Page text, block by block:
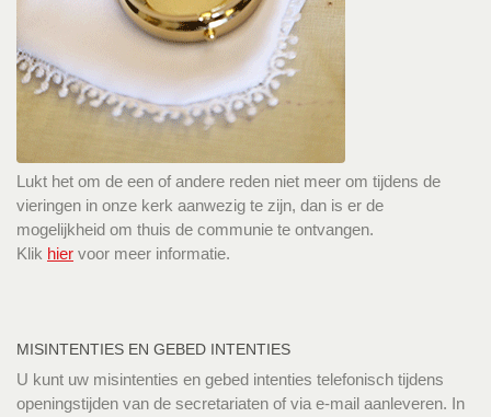
Lukt het om de een of andere reden niet meer om tijdens de
vieringen in onze kerk aanwezig te zijn, dan is er de
mogelijkheid om thuis de communie te ontvangen.
Klik hier voor meer informatie.
MISINTENTIES EN GEBED INTENTIES
U kunt uw misintenties en gebed intenties telefonisch tijdens
openingstijden van de secretariaten of via e-mail aanleveren. In